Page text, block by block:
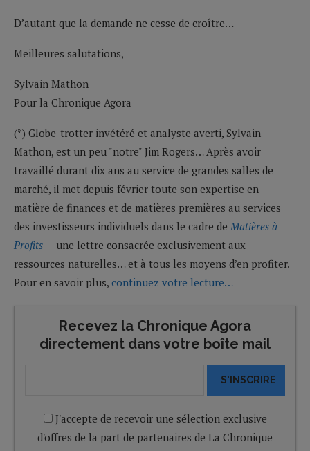
D’autant que la demande ne cesse de croître…
Meilleures salutations,
Sylvain Mathon
Pour la Chronique Agora
(*) Globe-trotter invétéré et analyste averti, Sylvain
Mathon, est un peu "notre" Jim Rogers… Après avoir
travaillé durant dix ans au service de grandes salles de
marché, il met depuis février toute son expertise en
matière de finances et de matières premières au services
des investisseurs individuels dans le cadre de Matières à
Profits — une lettre consacrée exclusivement aux
ressources naturelles… et à tous les moyens d’en profiter.
Pour en savoir plus, continuez votre lecture…
Recevez la Chronique Agora
directement dans votre boîte mail
S'INSCRIRE
J'accepte de recevoir une sélection exclusive
d'offres de la part de partenaires de La Chronique